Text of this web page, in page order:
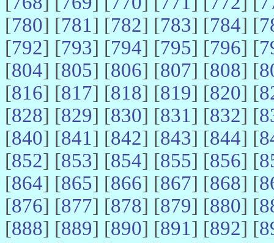
[780] [781] [782] [783] [784] [
[792] [793] [794] [795] [796] [
[804] [805] [806] [807] [808] [
[816] [817] [818] [819] [820] [
[828] [829] [830] [831] [832] [
[840] [841] [842] [843] [844] [
[852] [853] [854] [855] [856] [
[864] [865] [866] [867] [868] [
[876] [877] [878] [879] [880] [
[888] [889] [890] [891] [892] [